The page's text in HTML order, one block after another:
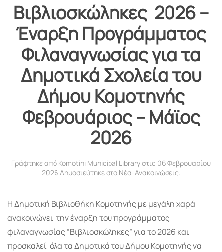
Βιβλιοσκώληκες 2026 –
Έναρξη Προγράμματος
Φιλαναγνωσίας για τα
Δημοτικά Σχολεία του
Δήμου Κομοτηνής
Φεβρουάριος – Μάϊος
2026
Γράφτηκε από Komotini Municipal Library στις 06 Φεβρουαρίου
2026 Δημοσιεύτηκε στο Νέα-Ανακοινώσεις.
Η Δημοτική Βιβλιοθήκη Κομοτηνής με μεγάλη χαρά
ανακοινώνει την έναρξη του προγράμματος
φιλαναγνωσίας “Βιβλιοσκώληκες” για το 2026 και
προσκαλεί όλα τα Δημοτικά του Δήμου Κομοτηνής να